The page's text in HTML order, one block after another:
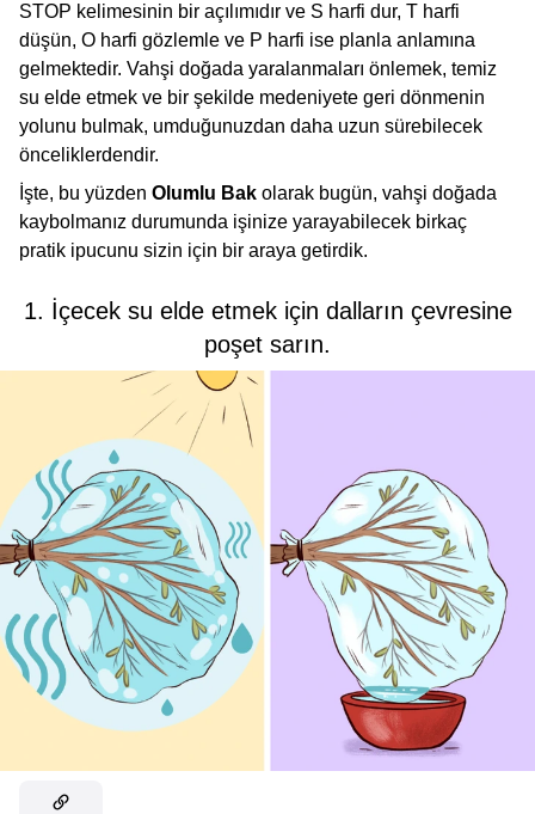
STOP kelimesinin bir açılımıdır ve S harfi dur, T harfi
düşün, O harfi gözlemle ve P harfi ise planla anlamına
gelmektedir. Vahşi doğada yaralanmaları önlemek, temiz
su elde etmek ve bir şekilde medeniyete geri dönmenin
yolunu bulmak, umduğunuzdan daha uzun sürebilecek
önceliklerdendir.
İşte, bu yüzden Olumlu Bak olarak bugün, vahşi doğada
kaybolmanız durumunda işinize yarayabilecek birkaç
pratik ipucunu sizin için bir araya getirdik.
1. İçecek su elde etmek için dalların çevresine
poşet sarın.